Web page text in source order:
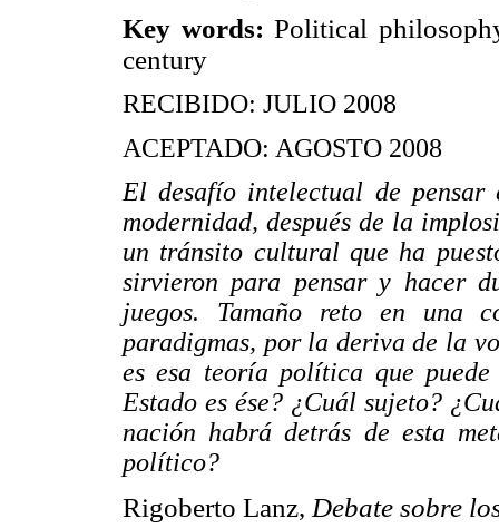
Key words: Political
century
RECIBIDO: JULIO 2008
ACEPTADO: AGOSTO 2008
El desafío intelectual de
modernidad, después de la
un tránsito cultural que ha
sirvieron para pensar y hacer
juegos. Tamaño reto en una
paradigmas, por la deriva de la
es esa teoría política que
Estado es ése? ¿Cuál sujeto?
nación habrá detrás de esta
político?
Rigoberto Lanz, Debate sobre